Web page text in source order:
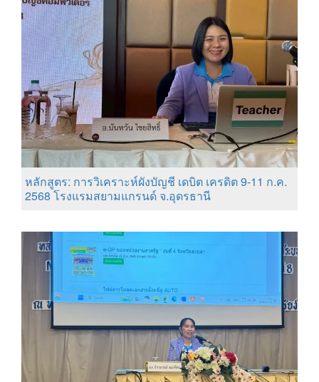
หลักสูตร: การวิเคราะห์ผังบัญชี เดบิต เครดิต 9-11 ก.ค.
2568 โรงแรมสยามแกรนด์ จ.อุดรธานี